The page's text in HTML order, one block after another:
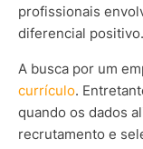
profissionais
diferencial positivo.
A busca por um
currículo.
quando os dados
recrutamento e